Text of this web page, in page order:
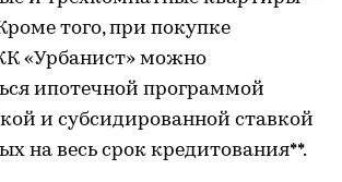
того, при покупке
«Урбанист» можно
ипотечной программой
и субсидированной ставкой
на весь срок кредитования**.